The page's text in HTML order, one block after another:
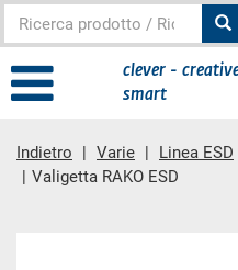
clever -
smart
Indietro Varie Linea ESD
Valigetta RAKO ESD